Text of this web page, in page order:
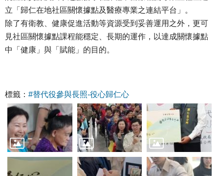
立「歸仁在地社區關懷據點及醫療專業之連結平台」。
除了有衛教、健康促進活動等資源受到妥善運用之外，更可
見社區關懷據點課程能穩定、長期的運作，以達成關懷據點
中「健康」與「賦能」的目的。
標籤： #替代役參與長照-役心歸仁心